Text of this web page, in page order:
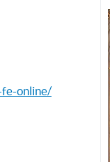
online/